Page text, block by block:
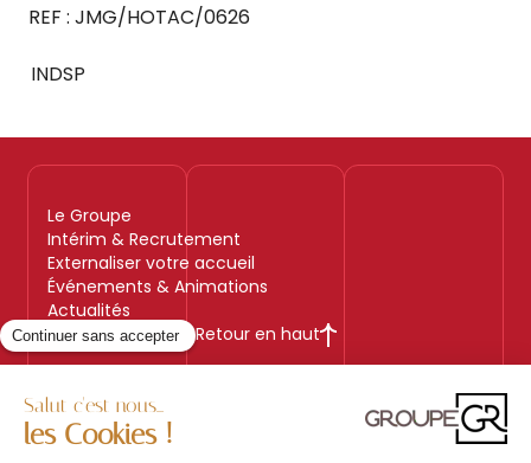
REF : JMG/HOTAC/0626
INDSP
Le Groupe
Intérim & Recrutement
Externaliser votre accueil
Événements & Animations
Actualités
Retour en haut